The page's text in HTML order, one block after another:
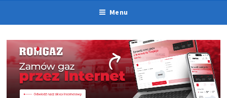
Menu